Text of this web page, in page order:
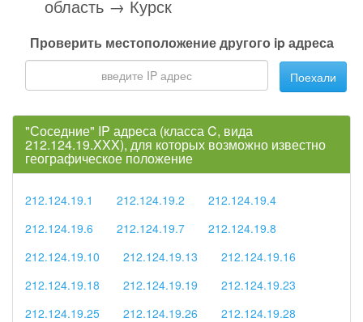
область → Курск
Проверить местоположение другого ip адреса
Поехали
"Соседние" IP адреса (класса C, вида
212.124.19.XXX), для которых возможно известно
географическое положение
212.124.19.1 212.124.19.2
212.124.19.4
212.124.19.6
212.124.19.7
212.124.19.8
212.124.19.10
212.124.19.13
212.124.19.16
212.124.19.18
212.124.19.19
212.124.19.23
212.124.19.25
212.124.19.26
212.124.19.28